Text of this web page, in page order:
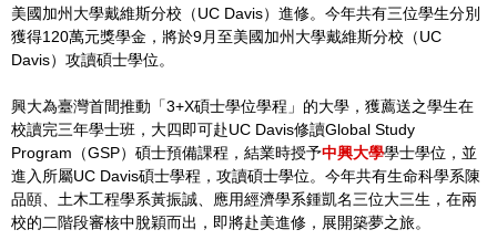
美國加州大學戴維斯分校（UC Davis）進修。今年共有三位學生分別
獲得120萬元獎學金，將於9月至美國加州大學戴維斯分校（UC
Davis）攻讀碩士學位。
興大為臺灣首間推動「3+X碩士學位學程」的大學，獲薦送之學生在
校讀完三年學士班，大四即可赴UC Davis修讀Global Study
Program（GSP）碩士預備課程，結業時授予中興大學學士學位，並
進入所屬UC Davis碩士學程，攻讀碩士學位。今年共有生命科學系陳
品頤、土木工程學系黃振誠、應用經濟學系鍾凱名三位大三生，在兩
校的二階段審核中脫穎而出，即將赴美進修，展開築夢之旅。